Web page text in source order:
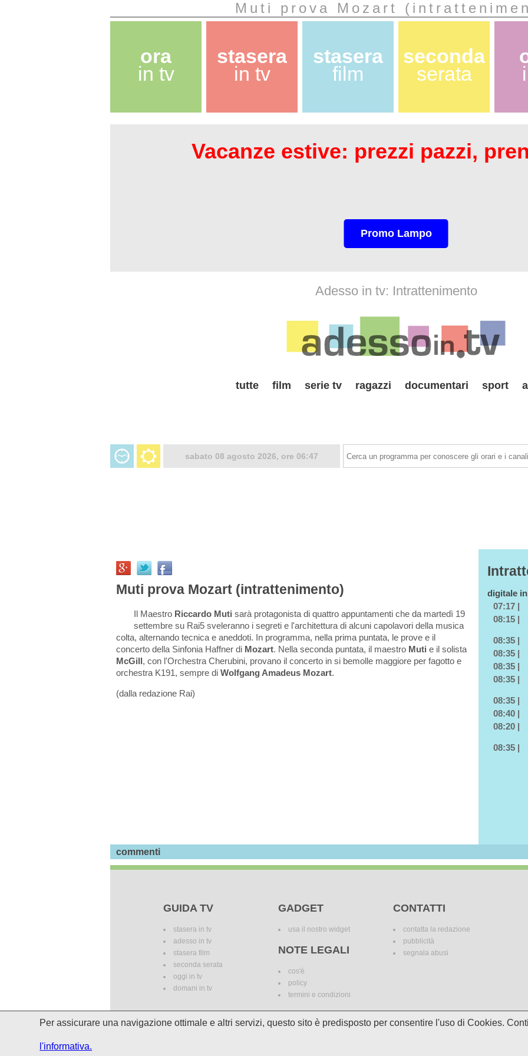
Muti prova Mozart
ora
in tv
stasera
in tv
stasera
film
seconda
serata
Vacanze estive: prezzi pazzi,
Promo Lampo
Adesso in tv: Intrattenimento
tutte film serie tv ragazzi documentari sport
sabato 08 agosto 2026, ore 06:47
Muti prova Mozart (intrattenimento)
Il Maestro Riccardo Muti sarà protagonista di quattro appuntamenti che da martedì 19
settembre su Rai5 sveleranno i segreti e l'architettura di alcuni capolavori della musica
colta, alternando tecnica e aneddoti. In programma, nella prima puntata, le prove e il
concerto della Sinfonia Haffner di Mozart. Nella seconda puntata, il maestro Muti e il solista
McGill, con l'Orchestra Cherubini, provano il concerto in si bemolle maggiore per fagotto e
orchestra K191, sempre di Wolfgang Amadeus Mozart.
(dalla redazione Rai)
digitale
07:17 |
08:15 |
08:35 |
08:35 |
08:35 |
08:35 |
08:35 |
08:40 |
08:20 |
08:35 |
commenti
GUIDA TV
stasera in tv
adesso in tv
stasera film
seconda serata
oggi in tv
domani in tv
GADGET
usa il nostro widget
NOTE LEGALI
cos'è
policy
termini e condizioni
CONTATTI
contatta la redazione
pubblicità
segnala abusi
I palinsesti potrebbero subire delle variazioni. I marchi dei canali televisivi appartengono ai legittimi proprietari. Le
incomplete e/o errate.
Per assicurare una navigazione ottimale e altri servizi, questo sito è predisposto per consentire l'uso di Cookies.
l'informativa.